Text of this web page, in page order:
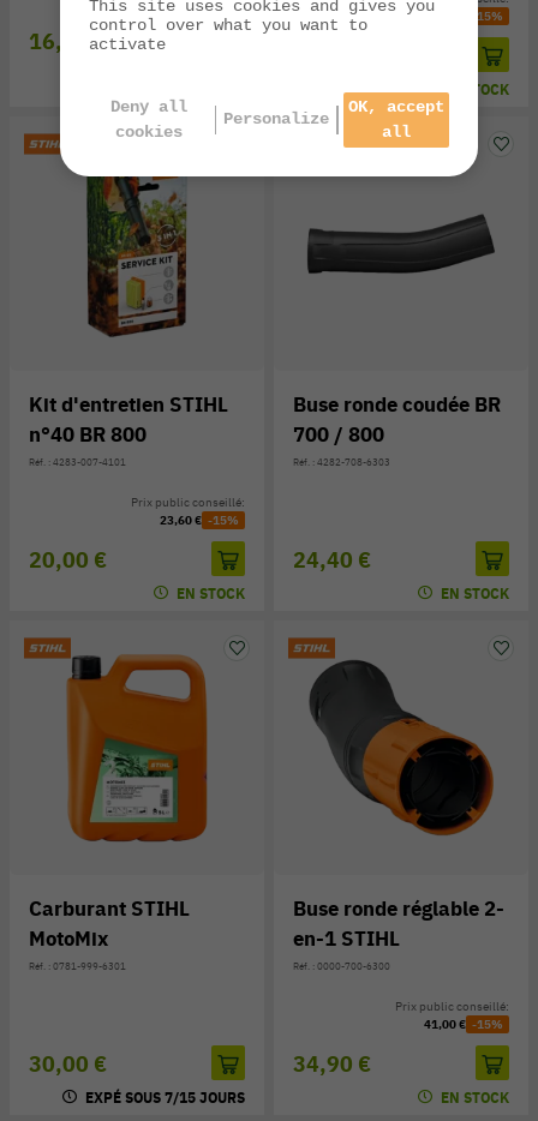
16,00 €
-15%
EN STOCK
Kit d'entretien STIHL
n°40 BR 800
Réf. : 4283-007-4101
20,00 €
Prix public conseillé:
23,60 € -15%
EN STOCK
Buse ronde coudée BR
700 / 800
Réf. : 4282-708-6303
24,40 €
EN STOCK
Carburant STIHL
MotoMix
Réf. : 0781-999-6301
30,00 €
EXPÉ SOUS 7/15 JOURS
Buse ronde réglable 2-
en-1 STIHL
Réf. : 0000-700-6300
34,90 €
Prix public conseillé:
41,00 € -15%
EN STOCK
This site uses cookies and gives you
control over what you want to
activate
Deny all
cookies
Personalize
OK, accept
all